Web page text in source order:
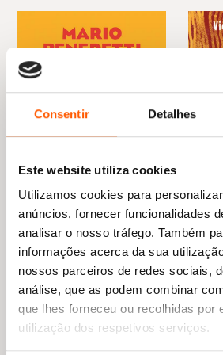
Consentir Detalhes
Este website utiliza cookies
Utilizamos cookies para
anúncios, fornecer funcionalidades
analisar o nosso tráfego. Também
informações acerca da sua
nossos parceiros de redes sociais,
análise, que as podem combinar
que lhes forneceu ou recolhidas por
utilização dos respetivos serviços.
17,55€ O
preço
original
era:
17,55 €.
15,79€O
preço
atual
15,79 €.
Obrigada pelo Lume
Mario Benedetti